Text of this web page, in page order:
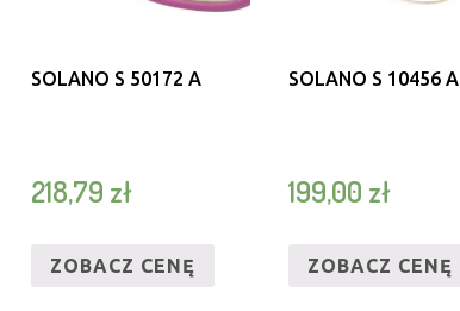
SOLANO S 50172 A
218,79 zł
ZOBACZ CENĘ
SOLANO S 10456 A
199,00 zł
ZOBACZ CENĘ